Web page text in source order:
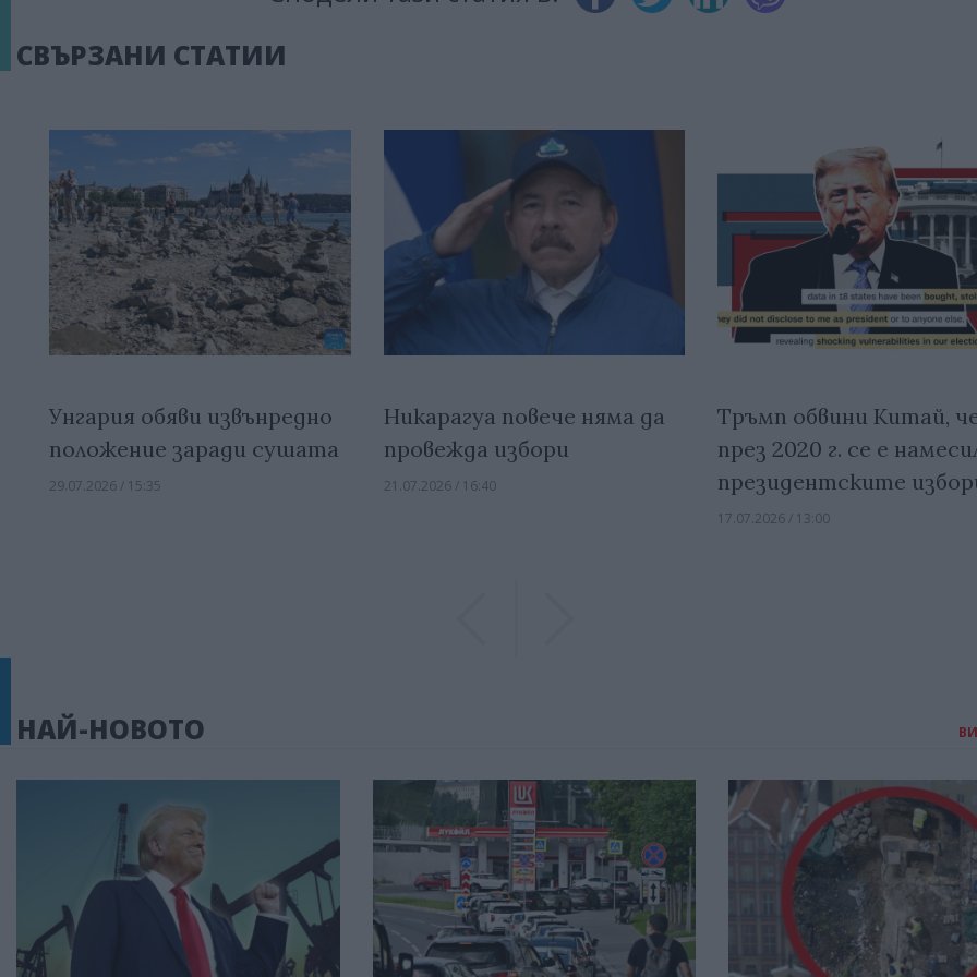
СВЪРЗАНИ СТАТИИ
Унгария обяви извънредно
положение заради сушата
29.07.2026 / 15:35
Никарагуа повече няма да
провежда избори
21.07.2026 / 16:40
Тръмп обвини Китай,
през 2020 г. се е
президентските
17.07.2026 / 13:00
НАЙ-НОВОТО